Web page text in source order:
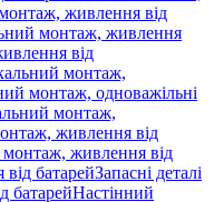
живлення від
монтаж, живлення
від
монтаж,
монтаж, одноважільні
монтаж,
живлення від
монтаж, живлення від
батарейЗапасні деталі
батарейНастінний